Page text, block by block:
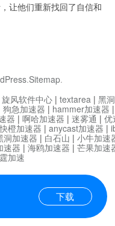
让他们重新找回了自信和
.Sitemap.
下载
旋风软件中心 | textarea | 黑
狗急加速器 | hammer加速器
器 | 啊哈加速器 | 迷雾通 | 优
快橙加速器 | anycast加速器 |
洞加速器 | 白石山 | 小牛加速
速器 | 海鸥加速器 | 芒果加速
加速